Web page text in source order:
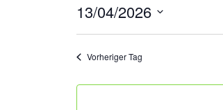
FÜR
13.
13/04/2026
Datum
wählen.
Vorheriger Tag